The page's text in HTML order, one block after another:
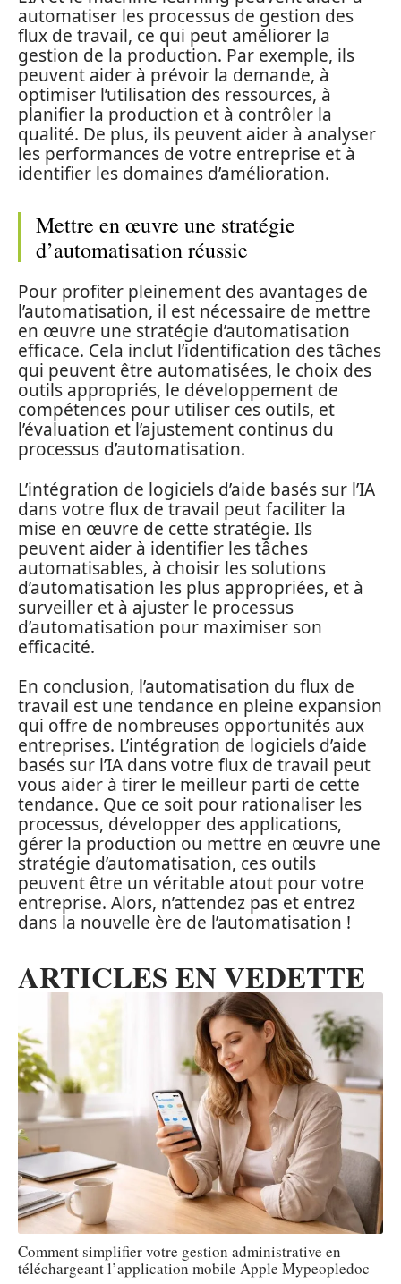
automatiser les processus de gestion des
flux de travail, ce qui peut améliorer la
gestion de la production. Par exemple, ils
peuvent aider à prévoir la demande, à
optimiser l’utilisation des ressources, à
planifier la production et à contrôler la
qualité. De plus, ils peuvent aider à analyser
les performances de votre entreprise et à
identifier les domaines d’amélioration.
Mettre en œuvre une stratégie
d’automatisation réussie
Pour profiter pleinement des avantages de
l’automatisation, il est nécessaire de mettre
en œuvre une stratégie d’automatisation
efficace. Cela inclut l’identification des tâches
qui peuvent être automatisées, le choix des
outils appropriés, le développement de
compétences pour utiliser ces outils, et
l’évaluation et l’ajustement continus du
processus d’automatisation.
L’intégration de logiciels d’aide basés sur l’IA
dans votre flux de travail peut faciliter la
mise en œuvre de cette stratégie. Ils
peuvent aider à identifier les tâches
automatisables, à choisir les solutions
d’automatisation les plus appropriées, et à
surveiller et à ajuster le processus
d’automatisation pour maximiser son
efficacité.
En conclusion, l’automatisation du flux de
travail est une tendance en pleine expansion
qui offre de nombreuses opportunités aux
entreprises. L’intégration de logiciels d’aide
basés sur l’IA dans votre flux de travail peut
vous aider à tirer le meilleur parti de cette
tendance. Que ce soit pour rationaliser les
processus, développer des applications,
gérer la production ou mettre en œuvre une
stratégie d’automatisation, ces outils
peuvent être un véritable atout pour votre
entreprise. Alors, n’attendez pas et entrez
dans la nouvelle ère de l’automatisation !
ARTICLES EN VEDETTE
Comment simplifier votre gestion administrative en
téléchargeant l’application mobile Apple Mypeopledoc